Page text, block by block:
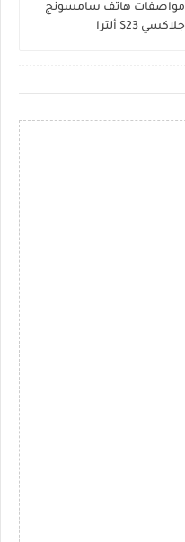
مواصفات هاتف سامسونج
جلاكسي S23 ألترا